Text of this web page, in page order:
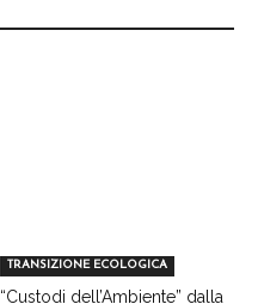
TRANSIZIONE ECOLOGICA
“Custodi dell’Ambiente” dalla